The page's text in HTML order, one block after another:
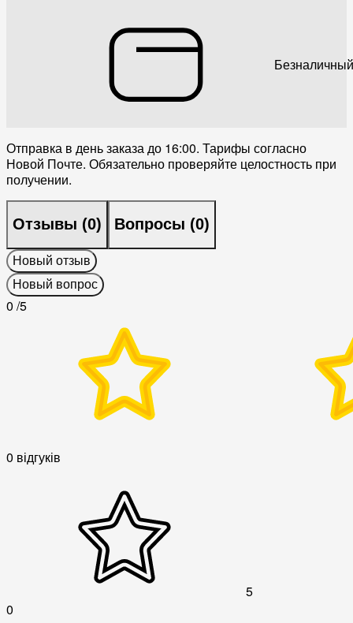
Отправка в день заказа до 16:00. Тарифы согласно
Новой Почте. Обязательно проверяйте целостность при
получении.
Отзывы (0) Вопросы (0)
Новый отзыв
Новый вопрос
0 /5
0 відгуків
5
0